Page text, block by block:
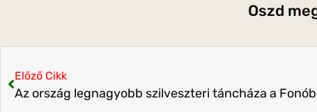
Oszd
Előző Cikk
Az ország legnagyobb szilveszteri táncháza a